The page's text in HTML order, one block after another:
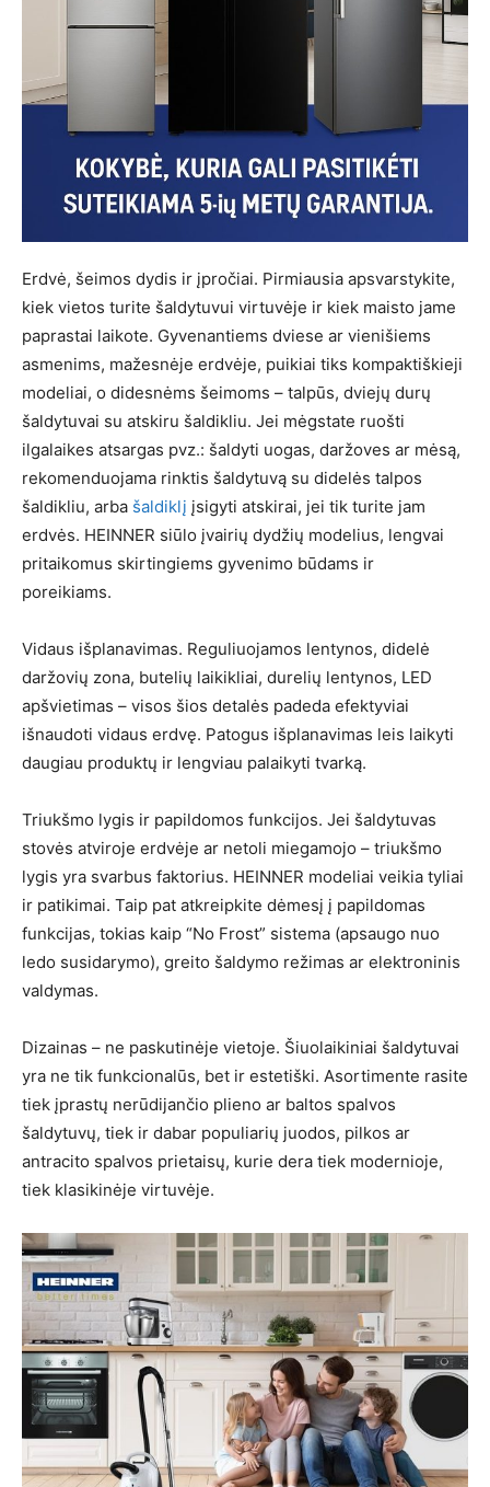
Erdvė, šeimos dydis ir įpročiai. Pirmiausia apsvarstykite,
kiek vietos turite šaldytuvui virtuvėje ir kiek maisto jame
paprastai laikote. Gyvenantiems dviese ar vienišiems
asmenims, mažesnėje erdvėje, puikiai tiks kompaktiškieji
modeliai, o didesnėms šeimoms – talpūs, dviejų durų
šaldytuvai su atskiru šaldikliu. Jei mėgstate ruošti
ilgalaikes atsargas pvz.: šaldyti uogas, daržoves ar mėsą,
rekomenduojama rinktis šaldytuvą su didelės talpos
šaldikliu, arba šaldiklį įsigyti atskirai, jei tik turite jam
erdvės. HEINNER siūlo įvairių dydžių modelius, lengvai
pritaikomus skirtingiems gyvenimo būdams ir
poreikiams.
Vidaus išplanavimas. Reguliuojamos lentynos, didelė
daržovių zona, butelių laikikliai, durelių lentynos, LED
apšvietimas – visos šios detalės padeda efektyviai
išnaudoti vidaus erdvę. Patogus išplanavimas leis laikyti
daugiau produktų ir lengviau palaikyti tvarką.
Triukšmo lygis ir papildomos funkcijos. Jei šaldytuvas
stovės atviroje erdvėje ar netoli miegamojo – triukšmo
lygis yra svarbus faktorius. HEINNER modeliai veikia tyliai
ir patikimai. Taip pat atkreipkite dėmesį į papildomas
funkcijas, tokias kaip “No Frost” sistema (apsaugo nuo
ledo susidarymo), greito šaldymo režimas ar elektroninis
valdymas.
Dizainas – ne paskutinėje vietoje. Šiuolaikiniai šaldytuvai
yra ne tik funkcionalūs, bet ir estetiški. Asortimente rasite
tiek įprastų nerūdijančio plieno ar baltos spalvos
šaldytuvų, tiek ir dabar populiarių juodos, pilkos ar
antracito spalvos prietaisų, kurie dera tiek modernioje,
tiek klasikinėje virtuvėje.